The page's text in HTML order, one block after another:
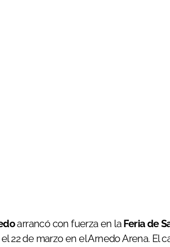
arrancó con fuerza en la Feria de
22 de marzo en el Arnedo Arena. El